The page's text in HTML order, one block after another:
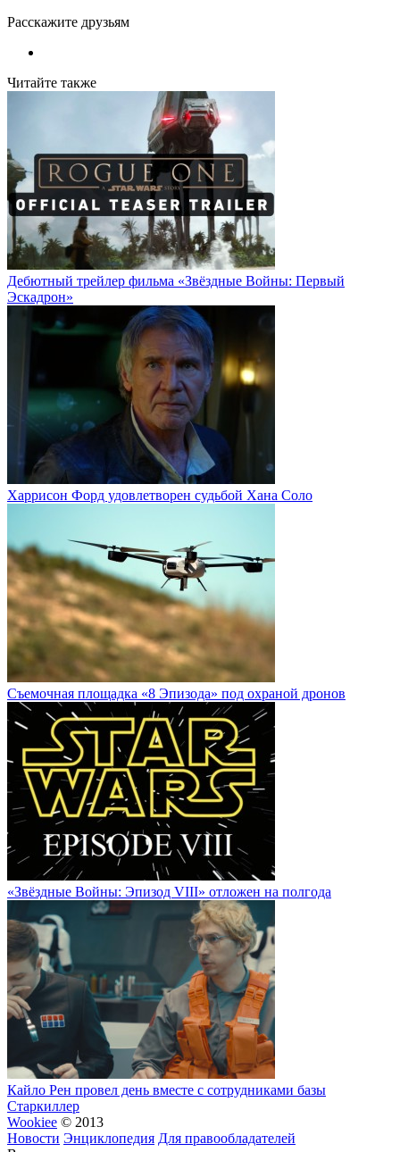
Расскажите друзьям
Читайте также
Дебютный трейлер фильма «Звёздные Войны: Первый
Эскадрон»
Харрисон Форд удовлетворен судьбой Хана Соло
Cъемочная площадка «8 Эпизода» под охраной дронов
«Звёздные Войны: Эпизод VIII» отложен на полгода
Кайло Рен провел день вместе с сотрудниками базы
Старкиллер
Wookiee © 2013
Новости Энциклопедия Для правообладателей